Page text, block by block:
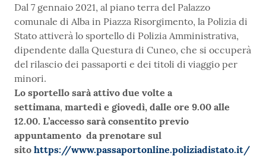
Dal 7 gennaio 2021, al piano terra del Palazzo
comunale di Alba in Piazza Risorgimento, la Polizia di
Stato attiverà lo sportello di Polizia Amministrativa,
dipendente dalla Questura di Cuneo, che si occuperà
del rilascio dei passaporti e dei titoli di viaggio per
minori.
Lo sportello sarà attivo due volte a
settimana, martedì e giovedì, dalle ore 9.00 alle
12.00. L’accesso sarà consentito previo
appuntamento da prenotare sul
sito https://www.passaportonline.poliziadistato.it/